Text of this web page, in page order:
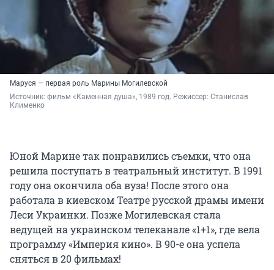
Маруся — первая роль Марины Могилевской
Источник: фильм «Каменная душа», 1989 год. Режиссер: Станислав
Клименко
Юной Марине так понравились съемки, что она
решила поступать в театральный институт. В 1991
году она окончила оба вуза! После этого она
работала в киевском Театре русской драмы имени
Леси Украинки. Позже Могилевская стала
ведущей на украинском телеканале «1+1», где вела
программу «Империя кино». В 90-е она успела
сняться в 20 фильмах!